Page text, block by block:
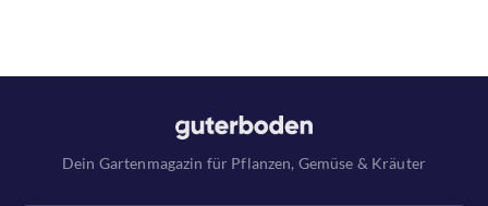
Dein Gartenmagazin für Pflanzen, Gemüse & Kräuter